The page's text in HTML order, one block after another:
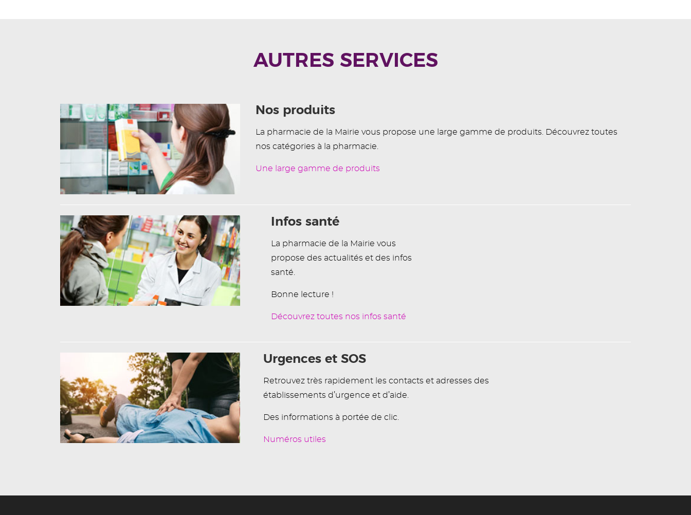
AUTRES SERVICES
Nos produits
La pharmacie de la Mairie vous propose une large gamme de produits. Découvrez toutes
nos catégories à la pharmacie.
Une large gamme de produits
Infos santé
La pharmacie de la Mairie vous
propose des actualités et des infos
santé.
Bonne lecture !
Découvrez toutes nos infos santé
Urgences et SOS
Retrouvez très rapidement les contacts et adresses des
établissements d’urgence et d’aide.
Des informations à portée de clic.
Numéros utiles